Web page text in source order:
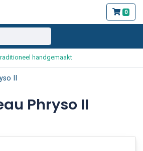
0
handgemaakt
bestellen en betalen
II
Phryso II